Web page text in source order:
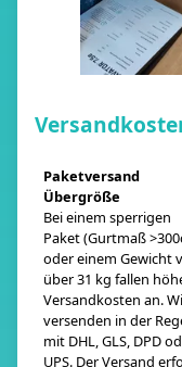
Paketversand
Übergröße
Bei einem sperrigen
Paket (Gurtmaß
oder einem Gewicht
über 31 kg fallen
Versandkosten an.
versenden in der
mit DHL, GLS, DPD
UPS. Der Versand